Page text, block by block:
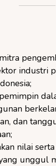
industri
dan
nilai
unggul